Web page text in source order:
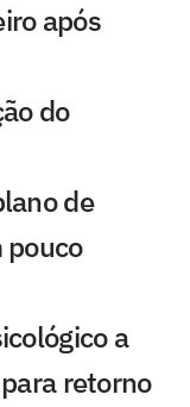
após
do
de
pouco
a
retorno